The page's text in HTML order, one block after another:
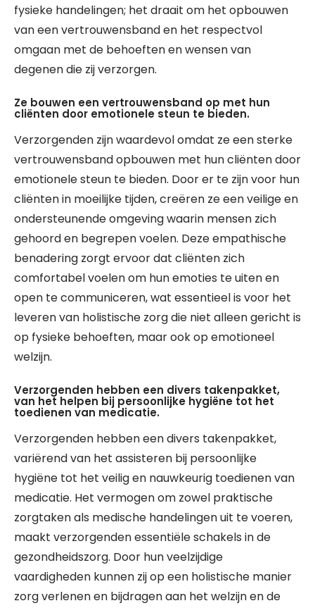
fysieke handelingen; het draait om het opbouwen
van een vertrouwensband en het respectvol
omgaan met de behoeften en wensen van
degenen die zij verzorgen.
Ze bouwen een vertrouwensband op met hun
cliënten door emotionele steun te bieden.
Verzorgenden zijn waardevol omdat ze een sterke
vertrouwensband opbouwen met hun cliënten door
emotionele steun te bieden. Door er te zijn voor hun
cliënten in moeilijke tijden, creëren ze een veilige en
ondersteunende omgeving waarin mensen zich
gehoord en begrepen voelen. Deze empathische
benadering zorgt ervoor dat cliënten zich
comfortabel voelen om hun emoties te uiten en
open te communiceren, wat essentieel is voor het
leveren van holistische zorg die niet alleen gericht is
op fysieke behoeften, maar ook op emotioneel
welzijn.
Verzorgenden hebben een divers takenpakket,
van het helpen bij persoonlijke hygiëne tot het
toedienen van medicatie.
Verzorgenden hebben een divers takenpakket,
variërend van het assisteren bij persoonlijke
hygiëne tot het veilig en nauwkeurig toedienen van
medicatie. Het vermogen om zowel praktische
zorgtaken als medische handelingen uit te voeren,
maakt verzorgenden essentiële schakels in de
gezondheidszorg. Door hun veelzijdige
vaardigheden kunnen zij op een holistische manier
zorg verlenen en bijdragen aan het welzijn en de